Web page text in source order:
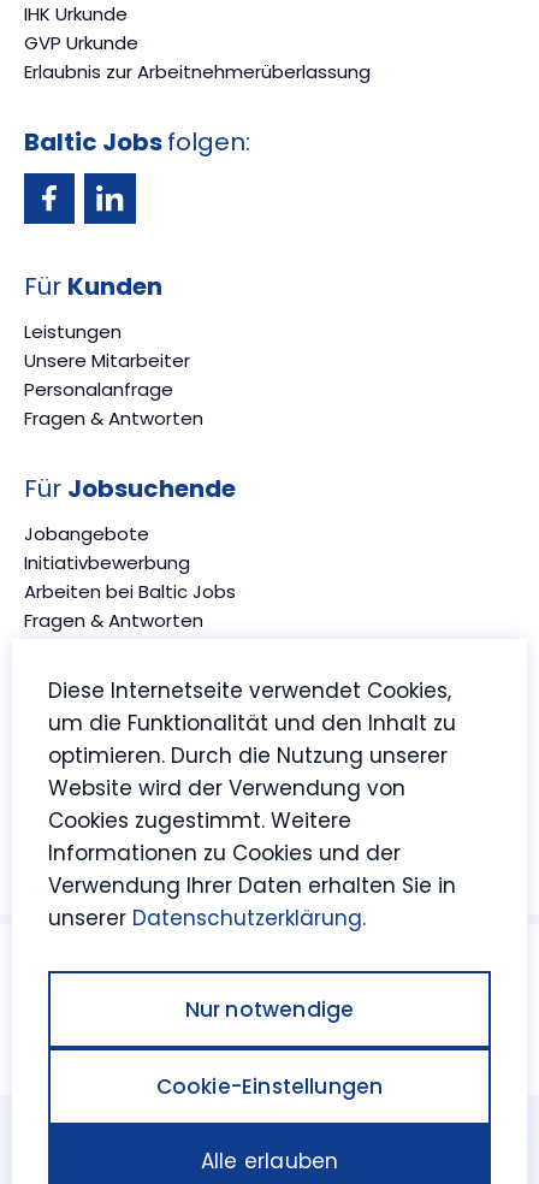
IHK Urkunde
GVP Urkunde
Erlaubnis zur Arbeitnehmerüberlassung
Baltic Jobsfolgen:
Für Kunden
Leistungen
Unsere Mitarbeiter
Personalanfrage
Fragen & Antworten
Für Jobsuchende
Jobangebote
Initiativbewerbung
Arbeiten bei Baltic Jobs
Fragen & Antworten
Baltic Jobs
Über uns
Karriere bei Baltic Jobs
Downloads
Kontakt & Anfahrt
Bewertungen
© 2026 Schmoock Design
DatenschutzAGBWhistleblowing
Barrierefreiheit
Diese Internetseite verwendet Cookies,
um die Funktionalität und den Inhalt zu
optimieren. Durch die Nutzung unserer
Website wird der Verwendung von
Cookies zugestimmt. Weitere
Informationen zu Cookies und der
Verwendung Ihrer Daten erhalten Sie in
unserer Datenschutzerklärung.
Nur notwendige
Cookie-Einstellungen
Alle erlauben